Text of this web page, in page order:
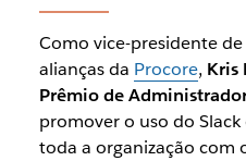
Como vice-presidente
alianças da Procore, Kris
Prêmio de
promover o uso do
toda a organização com